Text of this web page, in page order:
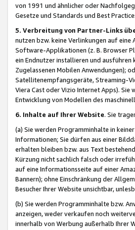
von 1991 und ähnlicher oder
Gesetze und Standards und Best
5. Verbreitung von Partner-Links
nutzen bzw. keine Verlinkungen auf
Software-Applikationen (z. B. Browser
ein Endnutzer installieren und
Zugelassenen Mobilen Anwendungen);
Satellitenempfangsgeräte, Streaming-
Viera Cast oder Vizio Internet Apps).
Entwicklung von Modellen des
6. Inhalte auf Ihrer Website. Sie
(a) Sie werden Programminhalte in
Informationen; Sie dürfen aus einer
erhalten bleiben bzw. aus Text
Kürzung nicht sachlich falsch oder
auf eine Informationsseite auf einer
Bannern); ohne Einschränkung der
Besucher Ihrer Website unsichtbar,
(b) Sie werden Programminhalte bzw.
anzeigen, weder verkaufen noch
innerhalb von Werbung außerhalb Ihrer